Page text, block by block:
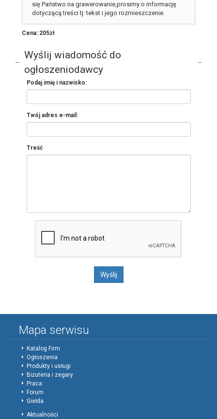
się Państwo na grawerowanie,prosimy o informację
dotyczącą treści tj: tekst i jego rozmieszczenie.
Cena: 205zł
Wyślij wiadomość do
ogłoszeniodawcy
Podaj imię i nazwisko:
Twój adres e-mail:
Treść
Mapa serwisu
Katalog Firm
Ogłoszenia
Produkty i usługi
Biżuteria i zegary
Praca
Forum
Giełda
Aktualności